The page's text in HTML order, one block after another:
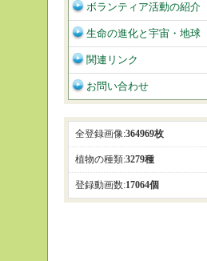
ボランティア活動の紹介
生命の進化と宇宙・地球
関連リンク
お問い合わせ
全登録画像:364969枚
植物の種類:3279種
登録動画数:17064個